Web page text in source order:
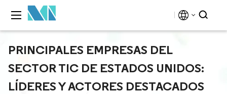
PRINCIPALES EMPRESAS DEL
SECTOR TIC DE ESTADOS UNIDOS:
LÍDERES Y ACTORES DESTACADOS